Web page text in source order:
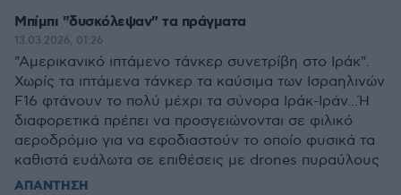
Μπίμπι "δυσκόλεψαν" τα πράγματα
13.03.2026, 01:26
"Αμερικανικό ιπτάμενο τάνκερ συνετρίβη στο Ιράκ".
Χωρίς τα ιπτάμενα τάνκερ τα καύσιμα των Ισραηλινών
F16 φτάνουν το πολύ μέχρι τα σύνορα Ιράκ-Ιράν...Ή
διαφορετικά πρέπει να προσγειώνονται σε φιλικό
αεροδρόμιο για να εφοδιαστούν το οποίο φυσικά τα
καθιστά ευάλωτα σε επιθέσεις με drones πυραύλους
ΑΠΑΝΤΗΣΗ